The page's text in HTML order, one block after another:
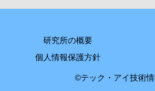
研究所の概要
個人情報保護方針
©テック・アイ技術